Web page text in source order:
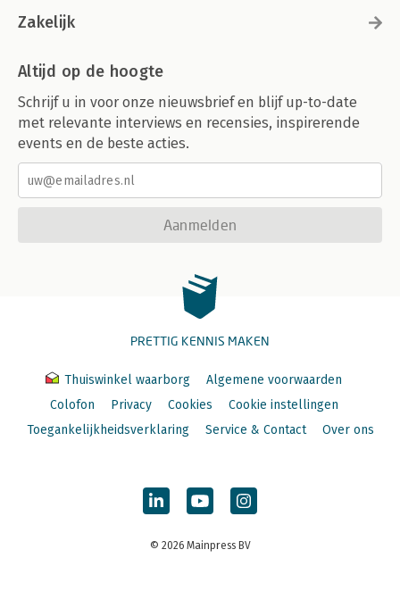
Zakelijk
Altijd op de hoogte
Schrijf u in voor onze nieuwsbrief en blijf up-to-date
met relevante interviews en recensies, inspirerende
events en de beste acties.
Aanmelden
PRETTIG KENNIS MAKEN
Thuiswinkel waarborg
Algemene voorwaarden
Colofon
Privacy Cookies
Cookie instellingen
Toegankelijkheidsverklaring
Service & Contact Over ons
© 2026 Mainpress BV